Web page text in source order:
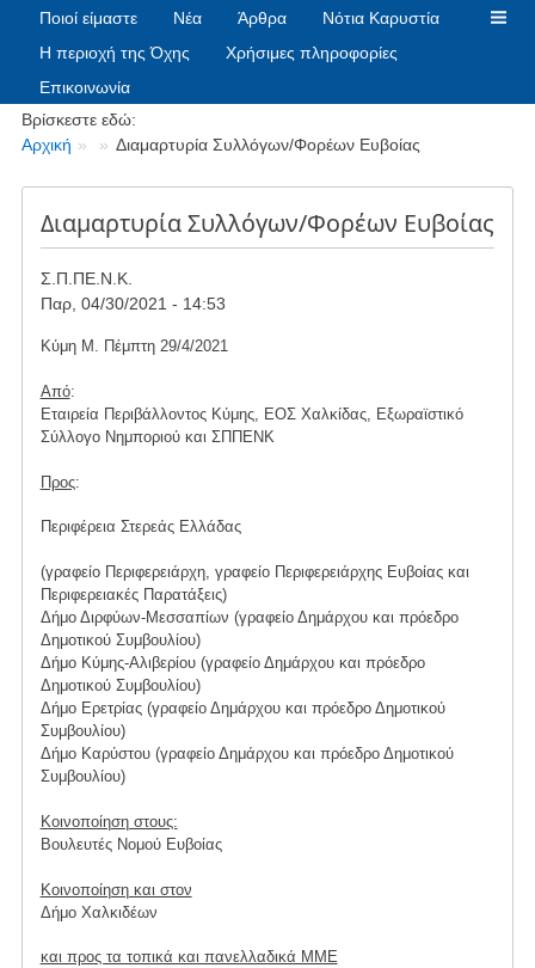
Ποιοί είμαστε Νέα Άρθρα
Νότια Καρυστία
Η περιοχή της Όχης
Χρήσιμες πληροφορίες
Επικοινωνία
Breadcrumbs
Βρίσκεστε εδώ:
Αρχική
Διαμαρτυρία Συλλόγων/Φορέων Ευβοίας
Διαμαρτυρία Συλλόγων/Φορέων Ευβοίας
Σ.Π.ΠΕ.Ν.Κ.
Παρ, 04/30/2021 - 14:53
Κύμη Μ. Πέμπτη 29/4/2021
Από:
Εταιρεία Περιβάλλοντος Κύμης, ΕΟΣ Χαλκίδας, Εξωραϊστικό
Σύλλογο Νημποριού και ΣΠΠΕΝΚ
Προς:
Περιφέρεια Στερεάς Ελλάδας
(γραφείο Περιφερειάρχη, γραφείο Περιφερειάρχης Ευβοίας και
Περιφερειακές Παρατάξεις)
Δήμο Διρφύων-Μεσσαπίων (γραφείο Δημάρχου και πρόεδρο
Δημοτικού Συμβουλίου)
Δήμο Κύμης-Αλιβερίου (γραφείο Δημάρχου και πρόεδρο
Δημοτικού Συμβουλίου)
Δήμο Ερετρίας (γραφείο Δημάρχου και πρόεδρο Δημοτικού
Συμβουλίου)
Δήμο Καρύστου (γραφείο Δημάρχου και πρόεδρο Δημοτικού
Συμβουλίου)
Κοινοποίηση στους:
Βουλευτές Νομού Ευβοίας
Κοινοποίηση και στον
Δήμο Χαλκιδέων
και προς τα τοπικά και πανελλαδικά ΜΜΕ